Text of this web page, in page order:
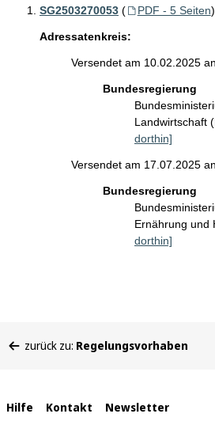
SG2503270053 ( PDF - 5 Seiten)
Adressatenkreis:
Versendet am 10.02.2025
Bundesregierung
Landwirtschaft
dorthin]
Versendet am 17.07.2025
Bundesregierung
Ernährung und
dorthin]
befinden
zurück zu: Regelungsvorhaben
Interne
Hilfe Kontakt Newsletter